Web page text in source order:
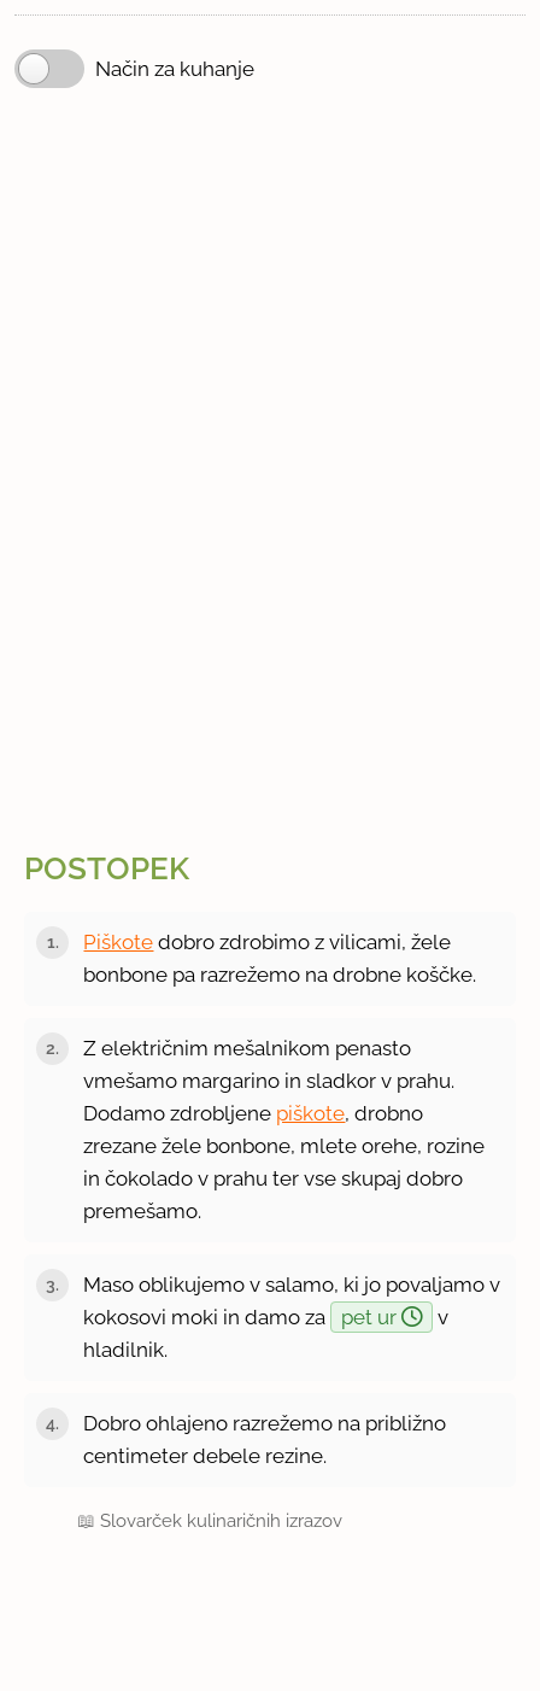
Način za kuhanje
POSTOPEK
Piškote dobro zdrobimo z vilicami, žele
bonbone pa razrežemo na drobne koščke.
Z električnim mešalnikom penasto
vmešamo margarino in sladkor v prahu.
Dodamo zdrobljene piškote, drobno
zrezane žele bonbone, mlete orehe, rozine
in čokolado v prahu ter vse skupaj dobro
premešamo.
Maso oblikujemo v salamo, ki jo povaljamo v
kokosovi moki in damo za
pet ur
v
hladilnik.
Dobro ohlajeno razrežemo na približno
centimeter debele rezine.
📖Slovarček kulinaričnih izrazov